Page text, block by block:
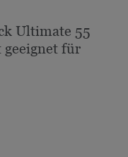
Ultimate 55
geeignet für